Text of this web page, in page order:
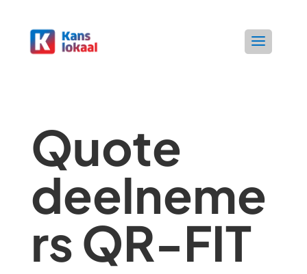
Quote
deelneme
rs QR-FIT